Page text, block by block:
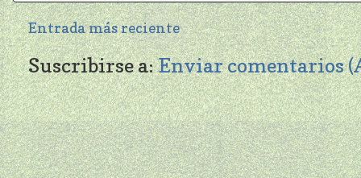
Entrada más reciente
Suscribirse a:Enviar comentarios